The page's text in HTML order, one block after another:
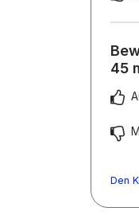
45
Den